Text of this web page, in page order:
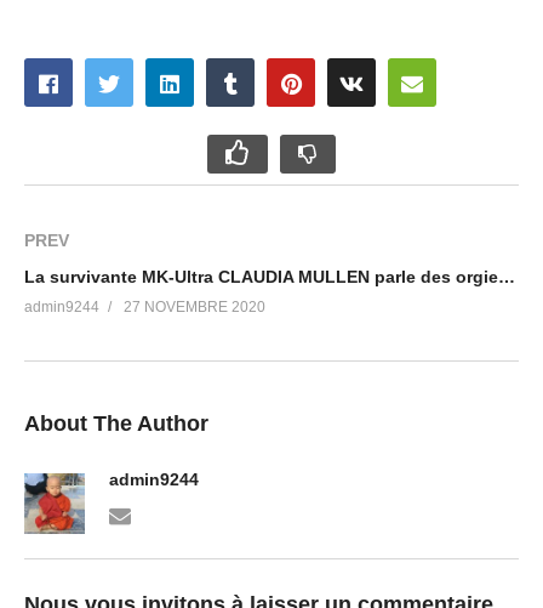
PREV
La survivante MK-Ultra CLAUDIA MULLEN parle des orgies pédocriminelles en loge maçonnique
admin9244 27 NOVEMBRE 2020
About The Author
admin9244